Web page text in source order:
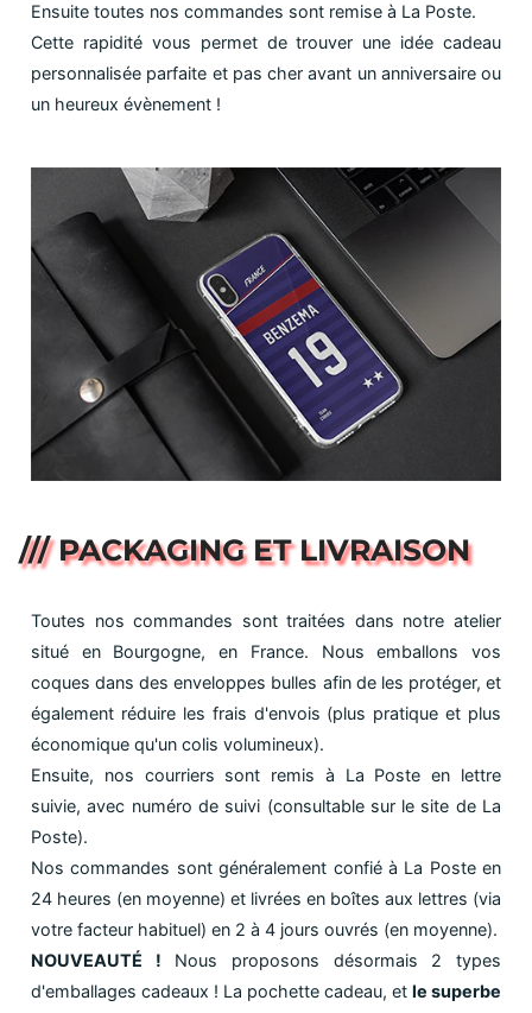
Ensuite toutes nos commandes sont remise à La Poste.
Cette rapidité vous permet de trouver une idée cadeau
personnalisée parfaite et pas cher avant un anniversaire ou
un heureux évènement !
/// PACKAGING ET LIVRAISON
Toutes nos commandes sont traitées dans notre atelier
situé en Bourgogne, en France. Nous emballons vos
coques dans des enveloppes bulles afin de les protéger, et
également réduire les frais d'envois (plus pratique et plus
économique qu'un colis volumineux).
Ensuite, nos courriers sont remis à La Poste en lettre
suivie, avec numéro de suivi (consultable sur le site de La
Poste).
Nos commandes sont généralement confié à La Poste en
24 heures (en moyenne) et livrées en boîtes aux lettres (via
votre facteur habituel) en 2 à 4 jours ouvrés (en moyenne).
NOUVEAUTÉ ! Nous proposons désormais 2 types
d'emballages cadeaux ! La pochette cadeau, et le superbe